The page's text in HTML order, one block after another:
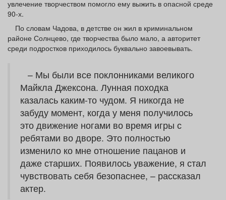
увлечение творчеством помогло ему выжить в опасной среде
90-х.
По словам Чадова, в детстве он жил в криминальном
районе Солнцево, где творчества было мало, а авторитет
среди подростков приходилось буквально завоевывать.
– Мы были все поклонниками великого
Майкла Джексона. Лунная походка
казалась каким-то чудом. Я никогда не
забуду момент, когда у меня получилось
это движение ногами во время игры с
ребятами во дворе. Это полностью
изменило ко мне отношение пацанов и
даже старших. Появилось уважение, я стал
чувствовать себя безопаснее, – рассказал
актер.